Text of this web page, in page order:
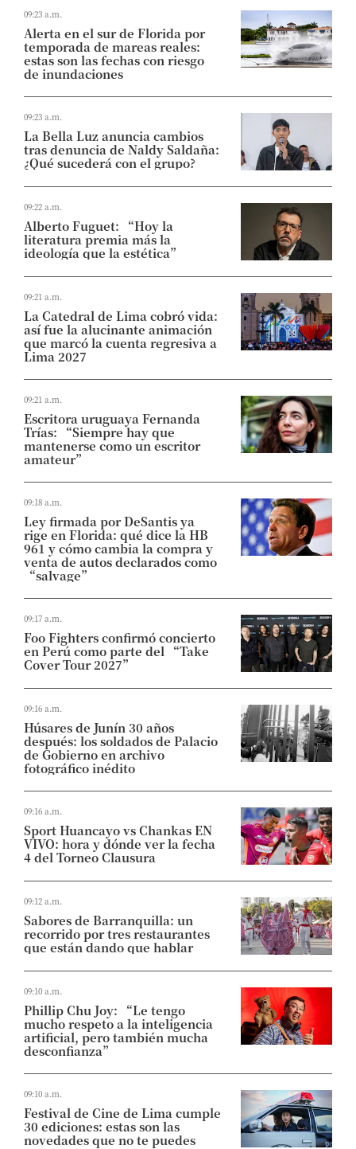
09:23 a.m.
Alerta en el sur de Florida por
temporada de mareas reales:
estas son las fechas con riesgo
de inundaciones
09:23 a.m.
La Bella Luz anuncia cambios
tras denuncia de Naldy Saldaña:
¿Qué sucederá con el grupo?
09:22 a.m.
Alberto Fuguet: “Hoy la
literatura premia más la
ideología que la estética”
09:21 a.m.
La Catedral de Lima cobró vida:
así fue la alucinante animación
que marcó la cuenta regresiva a
Lima 2027
09:21 a.m.
Escritora uruguaya Fernanda
Trías: “Siempre hay que
mantenerse como un escritor
amateur”
09:18 a.m.
Ley firmada por DeSantis ya
rige en Florida: qué dice la HB
961 y cómo cambia la compra y
venta de autos declarados como
“salvage”
09:17 a.m.
Foo Fighters confirmó concierto
en Perú como parte del “Take
Cover Tour 2027”
09:16 a.m.
Húsares de Junín 30 años
después: los soldados de Palacio
de Gobierno en archivo
fotográfico inédito
09:16 a.m.
Sport Huancayo vs Chankas EN
VIVO: hora y dónde ver la fecha
4 del Torneo Clausura
09:12 a.m.
Sabores de Barranquilla: un
recorrido por tres restaurantes
que están dando que hablar
09:10 a.m.
Phillip Chu Joy: “Le tengo
mucho respeto a la inteligencia
artificial, pero también mucha
desconfianza”
09:10 a.m.
Festival de Cine de Lima cumple
30 ediciones: estas son las
novedades que no te puedes